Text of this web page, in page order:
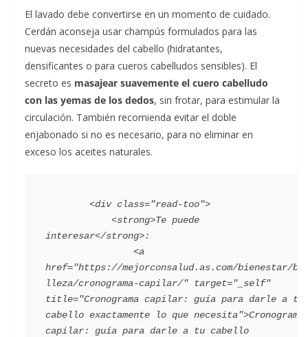
El lavado debe convertirse en un momento de cuidado.
Cerdán aconseja usar champús formulados para las
nuevas necesidades del cabello (hidratantes,
densificantes o para cueros cabelludos sensibles). El
secreto es masajear suavemente el cuero cabelludo
con las yemas de los dedos, sin frotar, para estimular la
circulación. También recomienda evitar el doble
enjabonado si no es necesario, para no eliminar en
exceso los aceites naturales.
interesar</strong>:
href="https://mejorconsalud.as.com/bienestar/be
lleza/cronograma-capilar/" target="_self"
title="Cronograma capilar: guía para darle a tu
cabello exactamente lo que necesita">Cronograma
capilar: guía para darle a tu cabello